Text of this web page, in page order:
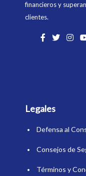
financieros y
clientes.
Legales
Defensa al
Consejos de
Términos y